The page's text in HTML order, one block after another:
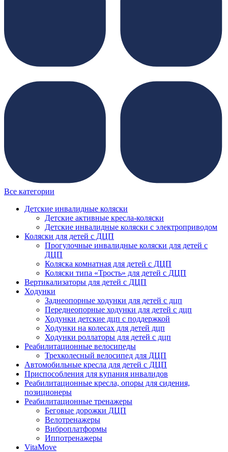
Все категории
Детские инвалидные коляски
Детские активные кресла-коляски
Детские инвалидные коляски с электроприводом
Коляски для детей с ДЦП
Прогулочные инвалидные коляски для детей с
ДЦП
Коляска комнатная для детей с ДЦП
Коляски типа «Трость» для детей с ДЦП
Вертикализаторы для детей с ДЦП
Ходунки
Заднеопорные ходунки для детей с дцп
Переднеопорные ходунки для детей с дцп
Ходунки детские дцп с поддержкой
Ходунки на колесах для детей дцп
Ходунки роллаторы для детей с дцп
Реабилитационные велосипеды
Трехколесный велосипед для ДЦП
Автомобильные кресла для детей с ДЦП
Приспособления для купания инвалидов
Реабилитационные кресла, опоры для сидения,
позиционеры
Реабилитационные тренажеры
Беговые дорожки ДЦП
Велотренажеры
Виброплатформы
Иппотренажеры
VitaMove